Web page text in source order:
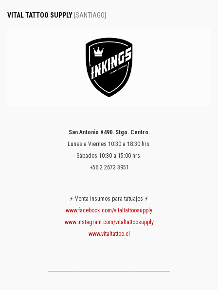
VITAL TATTOO SUPPLY [SANTIAGO]
San Antonio #490. Stgo. Centro.
Lunes a Viernes 10:30 a 18:30 hrs.
Sábados 10:30 a 15:00 hrs.
+56 2 2673 3951
⚡️ Venta insumos para tatuajes ⚡️
www.facebook.com/vitaltattoosupply
www.instagram.com/vitaltattoosupply
www.vitaltattoo.cl